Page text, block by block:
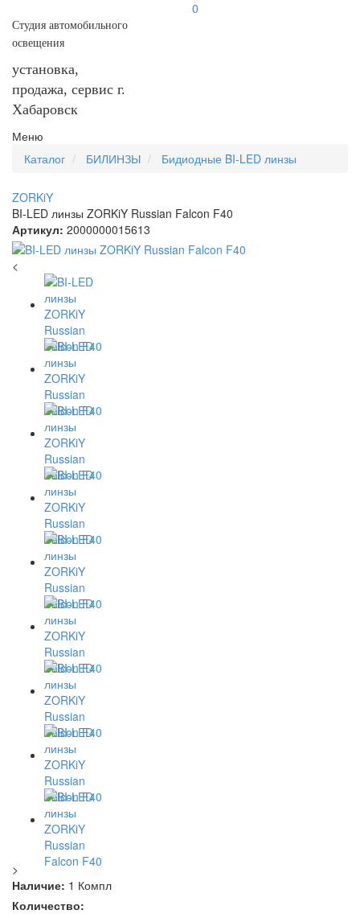
Студия автомобильного
освещения
установка,
продажа, сервис г.
Хабаровск
0
Меню
Каталог
БИЛИНЗЫ Бидиодные BI-LED линзы
ZORKiY
BI-LED линзы ZORKiY Russian Falcon F40
Артикул: 2000000015613
<
>
Наличие: 1 Компл
Количество: